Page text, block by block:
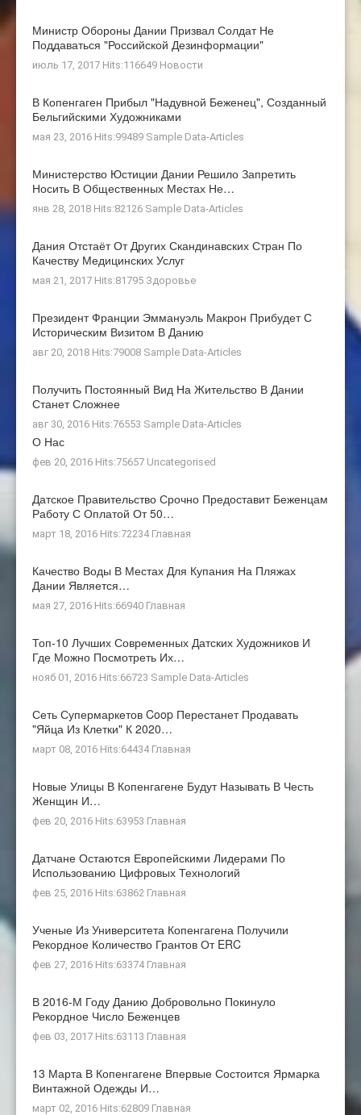
Министр Обороны Дании Призвал Солдат Не
Поддаваться "российской Дезинформации"
июль 17, 2017 Hits:116649 Новости
В Копенгаген Прибыл "Надувной Беженец", Созданный
Бельгийскими Художниками
мая 23, 2016 Hits:99489 Sample Data-Articles
Министерство Юстиции Дании Решило Запретить
Носить В Общественных Местах Не…
янв 28, 2018 Hits:82126 Sample Data-Articles
Дания Отстаёт От Других Скандинавских Стран По
Качеству Медицинских Услуг
мая 21, 2017 Hits:81795 Здоровье
Президент Франции Эммануэль Макрон Прибудет С
Историческим Визитом В Данию
авг 20, 2018 Hits:79008 Sample Data-Articles
Получить Постоянный Вид На Жительство В Дании
Станет Сложнее
авг 30, 2016 Hits:76553 Sample Data-Articles
О Нас
фев 20, 2016 Hits:75657 Uncategorised
Датское Правительство Срочно Предоставит Беженцам
Работу С Оплатой От 50…
март 18, 2016 Hits:72234 Главная
Качество Воды В Местах Для Купания На Пляжах
Дании Является…
мая 27, 2016 Hits:66940 Главная
Топ-10 Лучших Современных Датских Художников И
Где Можно Посмотреть Их…
нояб 01, 2016 Hits:66723 Sample Data-Articles
Сеть Супермаркетов Coop Перестанет Продавать
"яйца Из Клетки" К 2020…
март 08, 2016 Hits:64434 Главная
Новые Улицы В Копенгагене Будут Называть В Честь
Женщин И…
фев 20, 2016 Hits:63953 Главная
Датчане Остаются Европейскими Лидерами По
Использованию Цифровых Технологий
фев 25, 2016 Hits:63862 Главная
Ученые Из Университета Копенгагена Получили
Рекордное Количество Грантов От ERC
фев 27, 2016 Hits:63374 Главная
В 2016-М Году Данию Добровольно Покинуло
Рекордное Число Беженцев
фев 03, 2017 Hits:63113 Главная
13 Марта В Копенгагене Впервые Состоится Ярмарка
Винтажной Одежды И…
март 02, 2016 Hits:62809 Главная